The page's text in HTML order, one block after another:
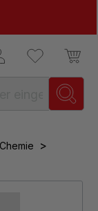
Chemie >